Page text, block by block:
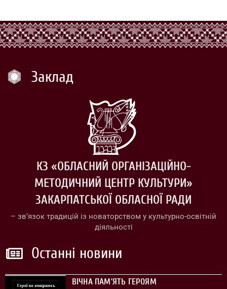
Заклад
КЗ «ОБЛАСНИЙ ОРГАНІЗАЦІЙНО-
МЕТОДИЧНИЙ ЦЕНТР КУЛЬТУРИ»
ЗАКАРПАТСЬКОЇ ОБЛАСНОЇ РАДИ
– зв’язок традицій із новаторством у культурно-освітній
діяльності
Останні новини
ВІЧНА ПАМ’ЯТЬ ГЕРОЯМ